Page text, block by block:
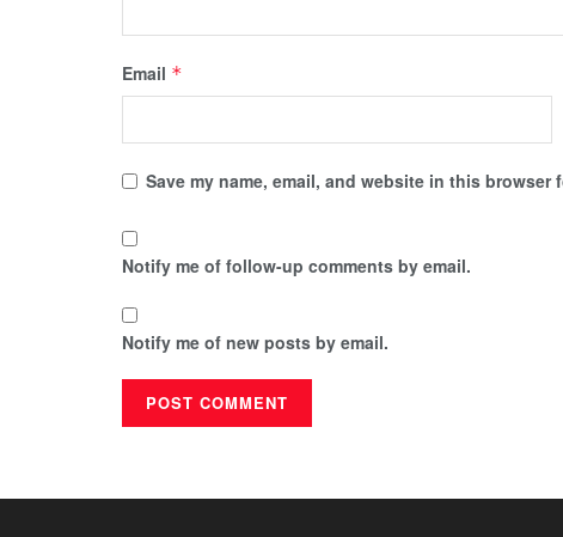
Email *
Save my name, email, and website in this browser
Notify me of follow-up comments by email.
Notify me of new posts by email.